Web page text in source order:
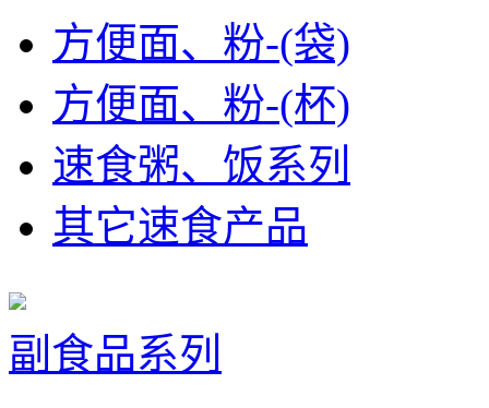
方便面、粉-(袋)
方便面、粉-(杯)
速食粥、饭系列
其它速食产品
副食品系列